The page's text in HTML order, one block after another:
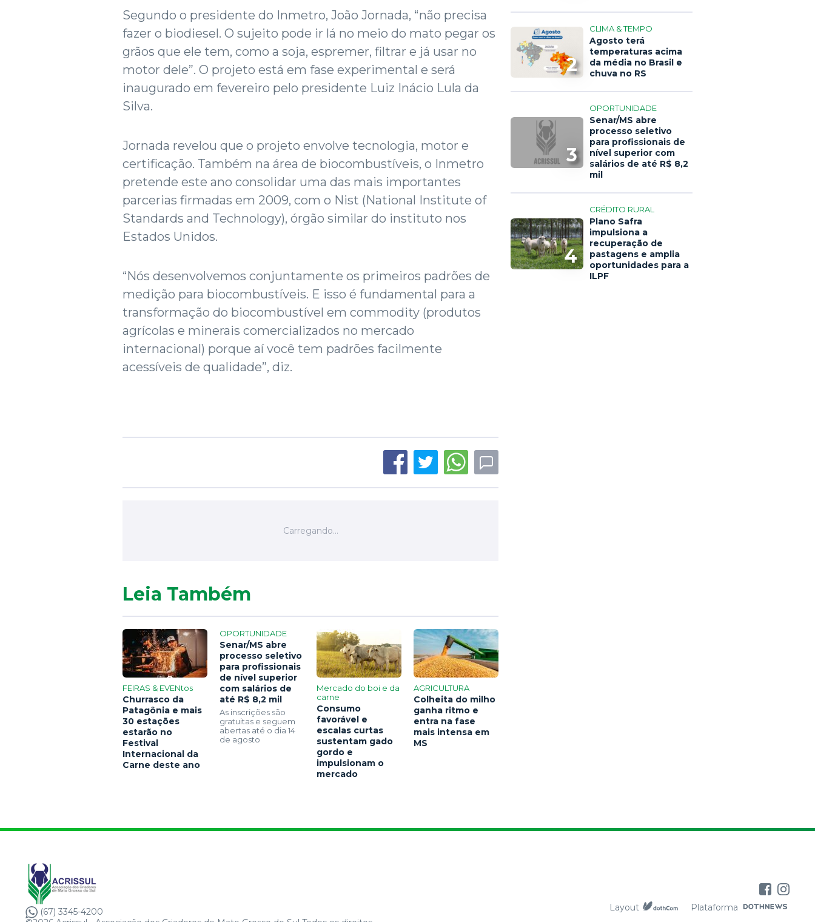
Segundo o presidente do Inmetro, João Jornada, “não precisa
fazer o biodiesel. O sujeito pode ir lá no meio do mato pegar os
grãos que ele tem, como a soja, espremer, filtrar e já usar no
motor dele”. O projeto está em fase experimental e será
inaugurado em fevereiro pelo presidente Luiz Inácio Lula da
Silva.
Jornada revelou que o projeto envolve tecnologia, motor e
certificação. Também na área de biocombustíveis, o Inmetro
pretende este ano consolidar uma das mais importantes
parcerias firmadas em 2009, com o Nist (National Institute of
Standards and Technology), órgão similar do instituto nos
Estados Unidos.
“Nós desenvolvemos conjuntamente os primeiros padrões de
medição para biocombustíveis. E isso é fundamental para a
transformação do biocombustível em commodity (produtos
agrícolas e minerais comercializados no mercado
internacional) porque aí você tem padrões facilmente
acessíveis de qualidade”, diz.
2
CLIMA & TEMPO
Agosto terá
temperaturas acima
da média no Brasil e
chuva no RS
3
OPORTUNIDADE
Senar/MS abre
processo seletivo
para profissionais de
nível superior com
salários de até R$ 8,2
mil
4
CRÉDITO RURAL
Plano Safra
impulsiona a
recuperação de
pastagens e amplia
oportunidades para a
ILPF
Leia Também
FEIRAS & EVENtos
Churrasco da
Patagônia e mais
30 estações
estarão no
Festival
Internacional da
Carne deste ano
OPORTUNIDADE
Senar/MS abre
processo seletivo
para profissionais
de nível superior
com salários de
até R$ 8,2 mil
As inscrições são
gratuitas e seguem
abertas até o dia 14
de agosto
Mercado do boi e da
carne
Consumo
favorável e
escalas curtas
sustentam gado
gordo e
impulsionam o
mercado
AGRICULTURA
Colheita do milho
ganha ritmo e
entra na fase
mais intensa em
MS
(67) 3345-4200
Layout Plataforma